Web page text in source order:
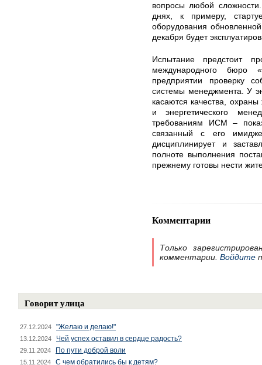
вопросы любой
днях, к примеру,
оборудования
декабря будет
Испытание предстоит
международного бюро
предприятии проверку
системы менеджмента. У
касаются качества,
и энергетического
требованиям ИСМ –
связанный с его
дисциплинирует и
полноте выполнения
прежнему готовы нести
Комментарии
Только
комментарии. Войдите
Говорит улица
27.12.2024 "Желаю и делаю!"
13.12.2024 Чей успех оставил в сердце радость?
29.11.2024 По пути доброй воли
15.11.2024 С чем обратились бы к детям?